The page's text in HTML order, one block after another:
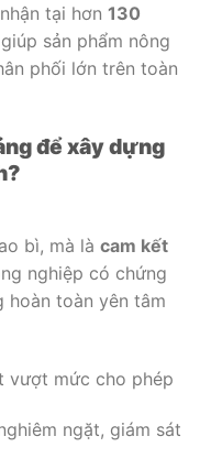
tại hơn 130
sản phẩm nông
phối lớn trên toàn
để xây dựng
bì, mà là cam kết
nghiệp có chứng
hoàn toàn yên tâm
vượt mức cho phép
ngặt, giám sát